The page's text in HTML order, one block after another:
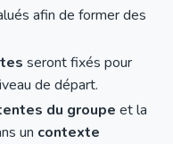
afin de former des
seront fixés pour
de départ.
du groupe et la
un contexte